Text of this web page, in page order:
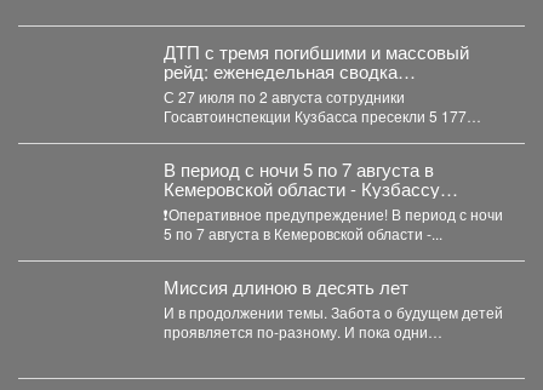
ДТП с тремя погибшими и массовый
рейд: еженедельная сводка
Госавтоинспекции Кузбасса
С 27 июля по 2 августа сотрудники
Госавтоинспекции Кузбасса пресекли 5 177
В период с ночи 5 по 7 августа в
Кемеровской области - Кузбассу
ожидаются грозы, сильные дожди, днем
местами град.
❗️Оперативное предупреждение! В период с ночи
5 по 7 августа в Кемеровской области -...
Миссия длиною в десять лет
И в продолжении темы. Забота о будущем детей
проявляется по-разному. И пока одни